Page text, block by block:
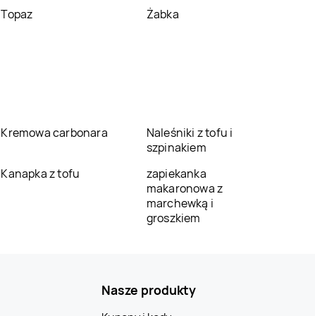
Topaz Żabka
Kremowa carbonara
Naleśniki z tofu i
szpinakiem
Kanapka z tofu
zapiekanka
makaronowa z
marchewką i
groszkiem
Nasze produkty